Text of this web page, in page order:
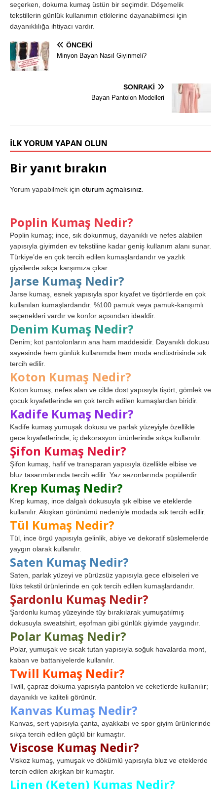
seçerken, dokuma kumaş üstün bir seçimdir. Döşemelik
tekstillerin günlük kullanımın etkilerine dayanabilmesi için
dayanıklılığa ihtiyacı vardır.
ÖNCEKI
Minyon Bayan Nasıl Giyinmeli?
SONRAKI
Bayan Pantolon Modelleri
İLK YORUM YAPAN OLUN
Bir yanıt bırakın
Yorum yapabilmek için oturum açmalısınız
Poplin Kumaş Nedir?
Poplin kumaş; ince, sık dokunmuş, dayanıklı ve nefes alabilen
yapısıyla giyimden ev tekstiline kadar geniş kullanım alanı sunar.
Türkiye’de en çok tercih edilen kumaşlardandır ve yazlık
giysilerde sıkça karşımıza çıkar.
Jarse Kumaş Nedir?
Jarse kumaş, esnek yapısıyla spor kıyafet ve tişörtlerde en çok
kullanılan kumaşlardandır. %100 pamuk veya pamuk-karışımlı
seçenekleri vardır ve konfor açısından idealdir.
Denim Kumaş Nedir?
Denim; kot pantolonların ana ham maddesidir. Dayanıklı dokusu
sayesinde hem günlük kullanımda hem moda endüstrisinde sık
tercih edilir.
Koton Kumaş Nedir?
Koton kumaş, nefes alan ve cilde dost yapısıyla tişört, gömlek ve
çocuk kıyafetlerinde en çok tercih edilen kumaşlardan biridir.
Kadife Kumaş Nedir?
Kadife kumaş yumuşak dokusu ve parlak yüzeyiyle özellikle
gece kıyafetlerinde, iç dekorasyon ürünlerinde sıkça kullanılır.
Şifon Kumaş Nedir?
Şifon kumaş, hafif ve transparan yapısıyla özellikle elbise ve
bluz tasarımlarında tercih edilir. Yaz sezonlarında popülerdir.
Krep Kumaş Nedir?
Krep kumaş, ince dalgalı dokusuyla şık elbise ve eteklerde
kullanılır. Akışkan görünümü nedeniyle modada sık tercih edilir.
Tül Kumaş Nedir?
Tül, ince örgü yapısıyla gelinlik, abiye ve dekoratif süslemelerde
yaygın olarak kullanılır.
Saten Kumaş Nedir?
Saten, parlak yüzeyi ve pürüzsüz yapısıyla gece elbiseleri ve
lüks tekstil ürünlerinde en çok tercih edilen kumaşlardandır.
Şardonlu Kumaş Nedir?
Şardonlu kumaş yüzeyinde tüy bırakılarak yumuşatılmış
dokusuyla sweatshirt, eşofman gibi günlük giyimde yaygındır.
Polar Kumaş Nedir?
Polar, yumuşak ve sıcak tutan yapısıyla soğuk havalarda mont,
kaban ve battaniyelerde kullanılır.
Twill Kumaş Nedir?
Twill, çapraz dokuma yapısıyla pantolon ve ceketlerde kullanılır;
dayanıklı ve kaliteli görünür.
Kanvas Kumaş Nedir?
Kanvas, sert yapısıyla çanta, ayakkabı ve spor giyim ürünlerinde
sıkça tercih edilen güçlü bir kumaştır.
Viscose Kumaş Nedir?
Viskoz kumaş, yumuşak ve dökümlü yapısıyla bluz ve eteklerde
tercih edilen akışkan bir kumaştır.
Linen (Keten) Kumaş Nedir?